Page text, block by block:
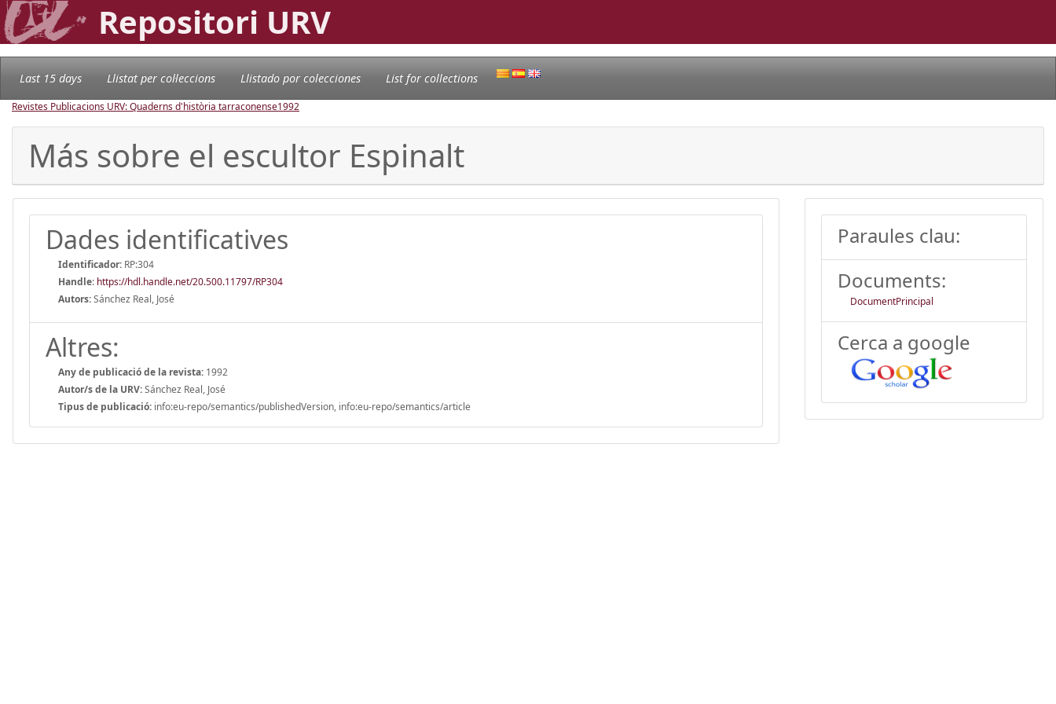
Repositori URV
Last 15 days Llistat per col·leccions Llistado por colecciones List for collections
Revistes Publicacions URV: Quaderns d'història tarraconense1992
Más sobre el escultor Espinalt
Dades identificatives
Identificador: RP:304
Handle: https://hdl.handle.net/20.500.11797/RP304
Autors:Sánchez Real, José
Altres:
Any de publicació de la revista: 1992
Autor/s de la URV:Sánchez Real, José
Tipus de publicació: info:eu-repo/semantics/publishedVersion, info:eu-repo/semantics/article
Paraules clau:
Documents:
DocumentPrincipal
Cerca a google